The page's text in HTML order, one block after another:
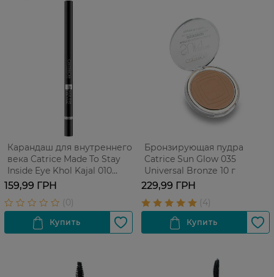
Карандаш для внутреннего
века Catrice Made To Stay
Inside Eye Khol Kajal 010
Black 1 шт
159,99 ГРН
Бронзирующая пудра
Catrice Sun Glow 035
Universal Bronzе 10 г
229,99 ГРН